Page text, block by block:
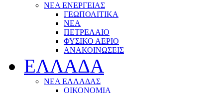
ΝΕΑ ΕΝΕΡΓΕΙΑΣ
ΓΕΩΠΟΛΙΤΙΚΑ
ΝΕΑ
ΠΕΤΡΕΛΑΙΟ
ΦΥΣΙΚΟ ΑΕΡΙΟ
ΑΝΑΚΟΙΝΩΣΕΙΣ
ΕΛΛΑΔΑ
ΝΕΑ ΕΛΛΑΔΑΣ
ΟΙΚΟΝΟΜΙΑ